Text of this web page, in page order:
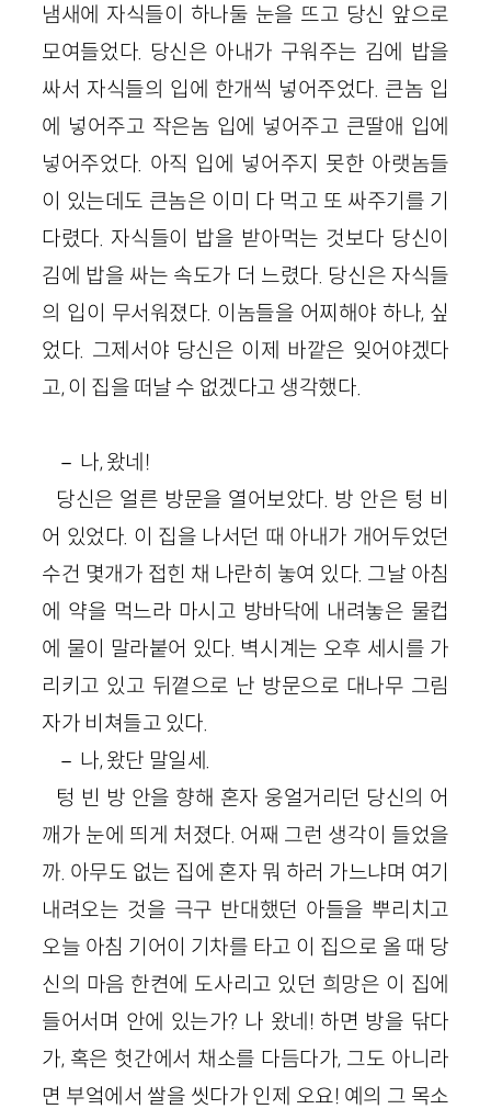
냄새에 자식들이 하나둘 눈을 뜨고 당신 앞으로
모여들었다. 당신은 아내가 구워주는 김에 밥을
싸서 자식들의 입에 한개씩 넣어주었다. 큰놈 입
에 넣어주고 작은놈 입에 넣어주고 큰딸애 입에
넣어주었다. 아직 입에 넣어주지 못한 아랫놈들
이 있는데도 큰놈은 이미 다 먹고 또 싸주기를 기
다렸다. 자식들이 밥을 받아먹는 것보다 당신이
김에 밥을 싸는 속도가 더 느렸다. 당신은 자식들
의 입이 무서워졌다. 이놈들을 어찌해야 하나, 싶
었다. 그제서야 당신은 이제 바깥은 잊어야겠다
고, 이 집을 떠날 수 없겠다고 생각했다.
－ 나, 왔네!
당신은 얼른 방문을 열어보았다. 방 안은 텅 비
어 있었다. 이 집을 나서던 때 아내가 개어두었던
수건 몇개가 접힌 채 나란히 놓여 있다. 그날 아침
에 약을 먹느라 마시고 방바닥에 내려놓은 물컵
에 물이 말라붙어 있다. 벽시계는 오후 세시를 가
리키고 있고 뒤꼍으로 난 방문으로 대나무 그림
자가 비쳐들고 있다.
－ 나, 왔단 말일세.
텅 빈 방 안을 향해 혼자 웅얼거리던 당신의 어
깨가 눈에 띄게 처졌다. 어째 그런 생각이 들었을
까. 아무도 없는 집에 혼자 뭐 하러 가느냐며 여기
내려오는 것을 극구 반대했던 아들을 뿌리치고
오늘 아침 기어이 기차를 타고 이 집으로 올 때 당
신의 마음 한켠에 도사리고 있던 희망은 이 집에
들어서며 안에 있는가? 나 왔네! 하면 방을 닦다
가, 혹은 헛간에서 채소를 다듬다가, 그도 아니라
면 부엌에서 쌀을 씻다가 인제 오요! 예의 그 목소